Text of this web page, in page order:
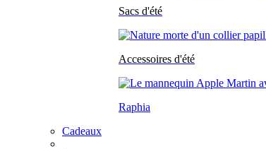
Sacs d'été
Accessoires d'été
Raphia
Cadeaux